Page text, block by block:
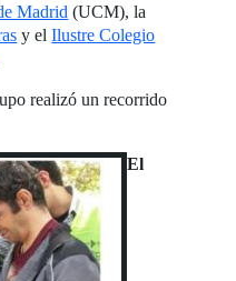
Madrid (UCM), la
y elIlustre Colegio
realizó un recorrido
El